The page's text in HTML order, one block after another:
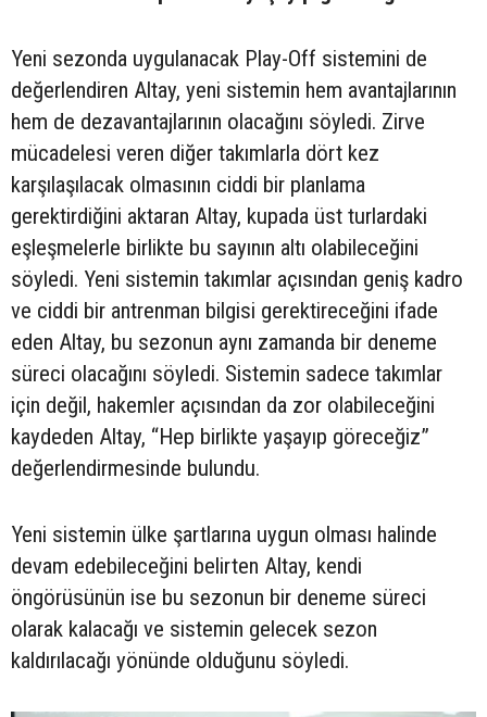
Yeni sezonda uygulanacak Play-Off sistemini de
değerlendiren Altay, yeni sistemin hem avantajlarının
hem de dezavantajlarının olacağını söyledi. Zirve
mücadelesi veren diğer takımlarla dört kez
karşılaşılacak olmasının ciddi bir planlama
gerektirdiğini aktaran Altay, kupada üst turlardaki
eşleşmelerle birlikte bu sayının altı olabileceğini
söyledi. Yeni sistemin takımlar açısından geniş kadro
ve ciddi bir antrenman bilgisi gerektireceğini ifade
eden Altay, bu sezonun aynı zamanda bir deneme
süreci olacağını söyledi. Sistemin sadece takımlar
için değil, hakemler açısından da zor olabileceğini
kaydeden Altay, “Hep birlikte yaşayıp göreceğiz”
değerlendirmesinde bulundu.
Yeni sistemin ülke şartlarına uygun olması halinde
devam edebileceğini belirten Altay, kendi
öngörüsünün ise bu sezonun bir deneme süreci
olarak kalacağı ve sistemin gelecek sezon
kaldırılacağı yönünde olduğunu söyledi.